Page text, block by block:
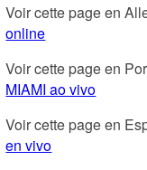
Voir cette page en
online
Voir cette page en
MIAMI ao vivo
Voir cette page en
en vivo